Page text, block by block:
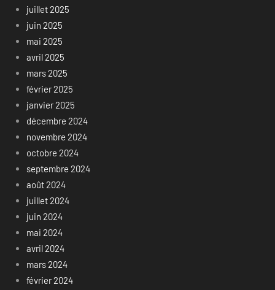
juillet 2025
juin 2025
mai 2025
avril 2025
mars 2025
février 2025
janvier 2025
décembre 2024
novembre 2024
octobre 2024
septembre 2024
août 2024
juillet 2024
juin 2024
mai 2024
avril 2024
mars 2024
février 2024